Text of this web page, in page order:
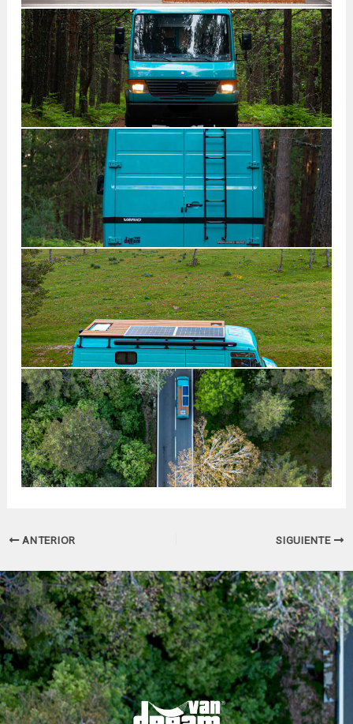
Navegación
entradas
ANTERIOR SIGUIENTE